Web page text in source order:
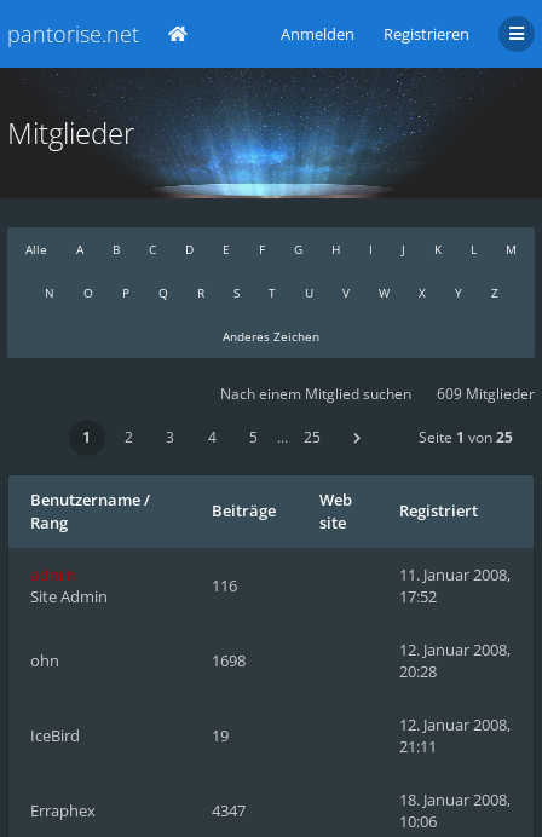
pantorise.net Anmelden Registrieren
Mitglieder
Alle A B C D E F G H I J K L M
N O P Q R S T U V W X Y Z
Anderes Zeichen
Nach einem Mitglied suchen 609 Mitglieder
1 2 3 4 5 … 25 Seite 1 von25
Benutzername/
Rang
Beiträge
Web
site
Registriert
admin
Site Admin
116
11. Januar 2008,
17:52
ohn 1698
12. Januar 2008,
20:28
IceBird 19
12. Januar 2008,
21:11
Erraphex 4347
18. Januar 2008,
10:06